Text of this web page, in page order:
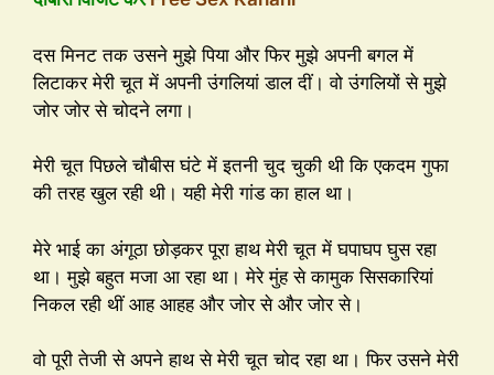
दस मिनट तक उसने मुझे पिया और फिर मुझे अपनी बगल में
लिटाकर मेरी चूत में अपनी उंगलियां डाल दीं। वो उंगलियों से मुझे
जोर जोर से चोदने लगा।
मेरी चूत पिछले चौबीस घंटे में इतनी चुद चुकी थी कि एकदम गुफा
की तरह खुल रही थी। यही मेरी गांड का हाल था।
मेरे भाई का अंगूठा छोड़कर पूरा हाथ मेरी चूत में घपाघप घुस रहा
था। मुझे बहुत मजा आ रहा था। मेरे मुंह से कामुक सिसकारियां
निकल रही थीं आह आहह और जोर से और जोर से।
वो पूरी तेजी से अपने हाथ से मेरी चूत चोद रहा था। फिर उसने मेरी